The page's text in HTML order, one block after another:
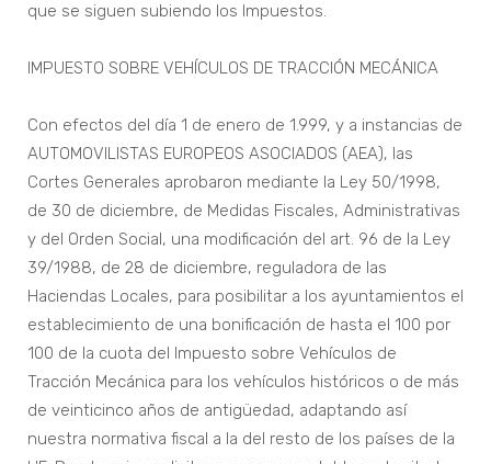
que se siguen subiendo los Impuestos.
IMPUESTO SOBRE VEHÍCULOS DE TRACCIÓN MECÁNICA
Con efectos del día 1 de enero de 1.999, y a instancias de
AUTOMOVILISTAS EUROPEOS ASOCIADOS (AEA), las
Cortes Generales aprobaron mediante la Ley 50/1998,
de 30 de diciembre, de Medidas Fiscales, Administrativas
y del Orden Social, una modificación del art. 96 de la Ley
39/1988, de 28 de diciembre, reguladora de las
Haciendas Locales, para posibilitar a los ayuntamientos el
establecimiento de una bonificación de hasta el 100 por
100 de la cuota del Impuesto sobre Vehículos de
Tracción Mecánica para los vehículos históricos o de más
de veinticinco años de antigüedad, adaptando así
nuestra normativa fiscal a la del resto de los países de la